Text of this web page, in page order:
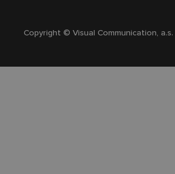
Copyright © Visual Communication,